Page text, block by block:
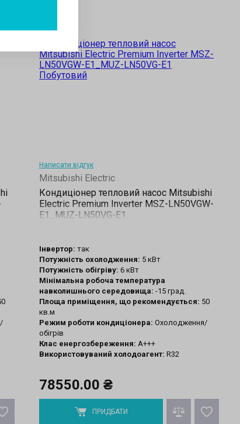
Написати відгук
Mitsubishi Electric
Кондиціонер тепловий насос Mitsubishi
Electric Premium Inverter MSZ-LN50VGW-
E1_MUZ-LN50VG-E1
Інвертор: так
Потужність охолодження: 5 кВт
Потужність обігріву: 6 кВт
Мінімальна робоча температура
навколишнього середовища: -15 град.
Площа приміщення, що рекомендується: 50
кв.м
Режим роботи кондиціонера: Охолодження/
обігрів
Клас енергозбереження: A+++
Використовуваний холодоагент: R32
78550.00 ₴
ПРИДБАТИ